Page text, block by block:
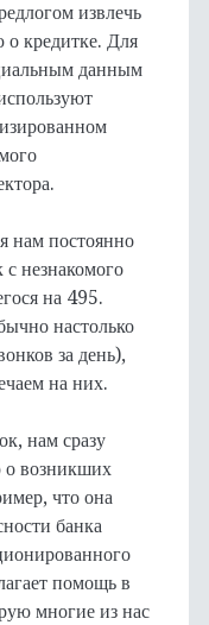
извлечь
кредитке. Для
данным
нам постоянно
незнакомого
на 495.
настолько
за день),
на них.
нам сразу
возникших
что она
банка
помощь в
многие из нас